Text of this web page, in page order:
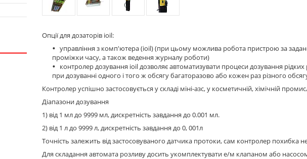
Опції для дозаторів ioil:
управління з комп'ютера (ioil) (при цьому можлива робота пристрою за
проміжки часу, а також ведення журналу роботи)
контролер дозування ioil дозволяє автоматизувати процеси дозування
при дозуванні одного і того ж обсягу багаторазово або кожен раз різного
Контролер успішно застосовується у складі міні-азс, у косметичній, хімічній
Діапазони дозування
1) від 1 мл до 9999 мл, дискретність завдання до 0.001 мл.
2) від 1 л до 9999 л, дискретність завдання до 0, 001л
Точність залежить від застосовуваного датчика протоки, сам контролер похибка
Для складання автомата розливу досить укомплектувати е/м клапаном або